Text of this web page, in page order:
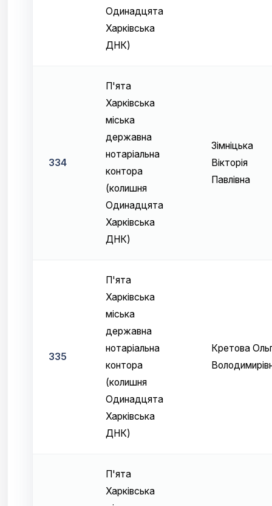
Одинадцята
Харківська
ДНК)
334
П'ята
Харківська
міська
державна
нотаріальна
контора
(колишня
Одинадцята
Харківська
ДНК)
Зімніцька
Вікторія
Павлівна
335
П'ята
Харківська
міська
державна
нотаріальна
контора
(колишня
Одинадцята
Харківська
ДНК)
Кретова
П'ята
Харківська